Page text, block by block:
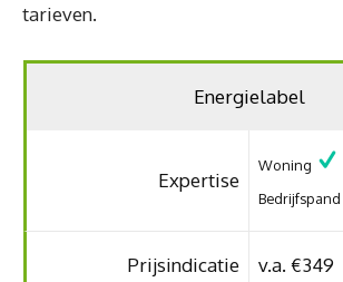
tarieven.
Energielabel
Expertise
Woning
Bedrijfspand
Prijsindicatie v.a. €349